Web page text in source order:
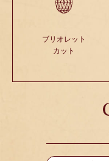
ブリオレット
カット